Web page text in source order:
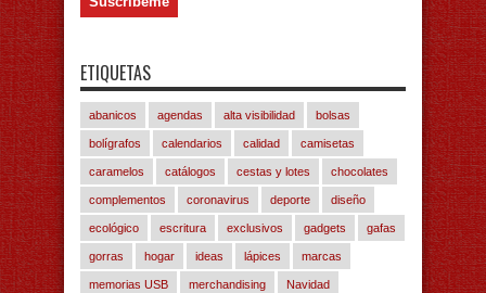
ETIQUETAS
abanicos agendas alta visibilidad bolsas
bolígrafos calendarios calidad camisetas
caramelos catálogos cestas y lotes chocolates
complementos coronavirus deporte diseño
ecológico escritura exclusivos gadgets gafas
gorras hogar ideas lápices marcas
memorias USB merchandising Navidad